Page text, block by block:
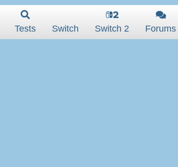
Tests Switch Switch 2 Forums